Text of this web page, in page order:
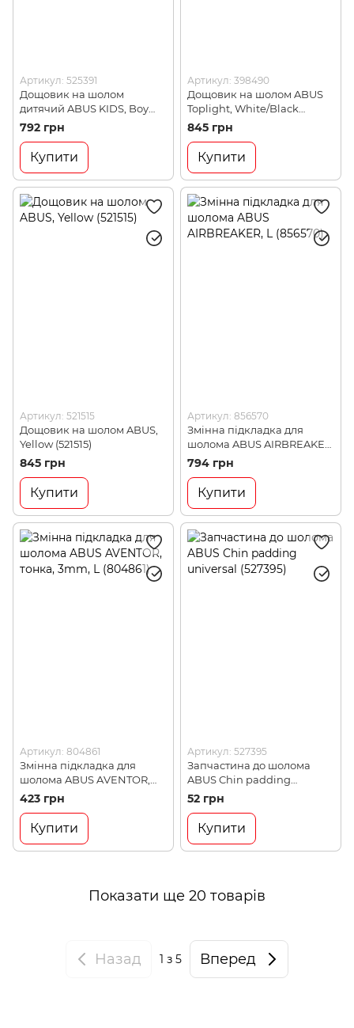
Артикул: 525391
Дощовик на шолом
дитячий ABUS KIDS, Boy
(525391)
792 грн
Купити
Артикул: 398490
Дощовик на шолом ABUS
Toplight, White/Black
(398490)
845 грн
Купити
Артикул: 521515
Дощовик на шолом ABUS,
Yellow (521515)
845 грн
Купити
Артикул: 856570
Змінна підкладка для
шолома ABUS AIRBREAKER,
L (856570)
794 грн
Купити
Артикул: 804861
Змінна підкладка для
шолома ABUS AVENTOR,
тонка, 3mm, L (804861)
423 грн
Купити
Артикул: 527395
Запчастина до шолома
ABUS Chin padding
universal (527395)
52 грн
Купити
Показати ще 20 товарів
Назад 1 з 5 Вперед